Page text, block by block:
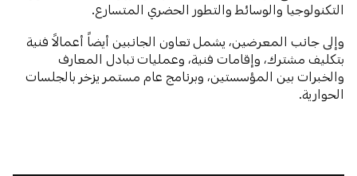
التكنولوجيا والوسائط والتطور الحضري المتسارع.
وإلى جانب المعرضين، يشمل تعاون الجانبين أيضاً أعمالاً فنية
بتكليف مشترك، وإقامات فنية، وعمليات تبادل المعارف
والخبرات بين المؤسستين، وبرنامج عام مستمر يزخر بالجلسات
الحوارية.